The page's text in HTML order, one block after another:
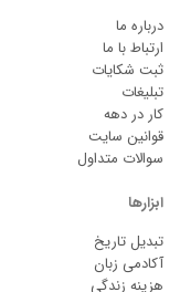
درباره ما
ارتباط با ما
ثبت شکایات
تبلیغات
کار در دهه
قوانین سایت
سوالات متداول
ابزارها
تبدیل تاریخ
آکادمی زبان
هزینه زندگی